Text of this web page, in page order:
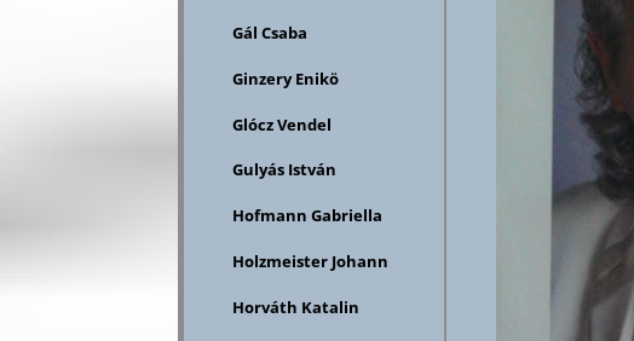
Gál Csaba
Ginzery Enikö
Glócz Vendel
Gulyás István
Hofmann Gabriella
Holzmeister Johann
Horváth Katalin